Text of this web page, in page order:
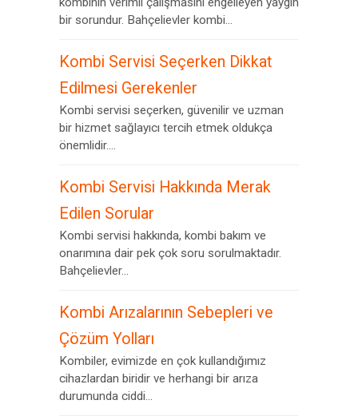
bir sorundur. Bahçelievler kombi...
Kombi Servisi Seçerken Dikkat
Edilmesi Gerekenler
Kombi servisi seçerken, güvenilir ve uzman
bir hizmet sağlayıcı tercih etmek oldukça
önemlidir....
Kombi Servisi Hakkında Merak
Edilen Sorular
Kombi servisi hakkında, kombi bakım ve
onarımına dair pek çok soru sorulmaktadır.
Bahçelievler...
Kombi Arızalarının Sebepleri ve
Çözüm Yolları
Kombiler, evimizde en çok kullandığımız
cihazlardan biridir ve herhangi bir arıza
durumunda ciddi...